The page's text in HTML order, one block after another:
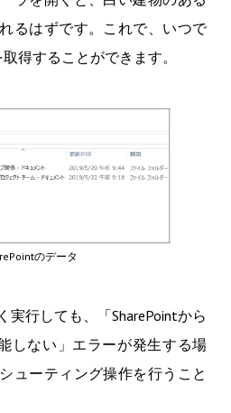
るはずです。これで、いつで
得することができます。
のデータ
実行しても、「SharePointから
しない」エラーが発生する場
ューティング操作を行うこと